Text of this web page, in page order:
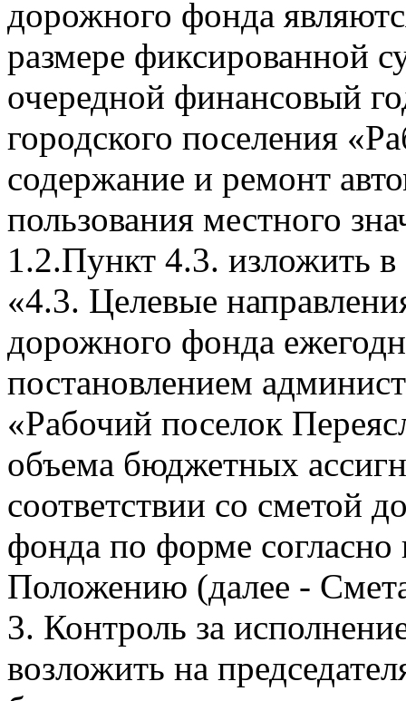
дорожного фонда
размере фиксированной
очередной финансовый
городского поселения
содержание и ремонт
пользования местного
1.2.Пункт 4.3. изложить
«4.3. Целевые
дорожного фонда
постановлением
«Рабочий поселок
объема бюджетных
соответствии со сметой
фонда по форме
Положению (далее -
3. Контроль за
возложить на